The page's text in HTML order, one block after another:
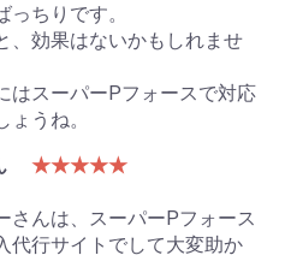
ちりです。
、効果はないかもしれませ
はスーパーPフォースで対応
うね。
★★★★★
さんは、スーパーPフォース
代行サイトでして大変助か